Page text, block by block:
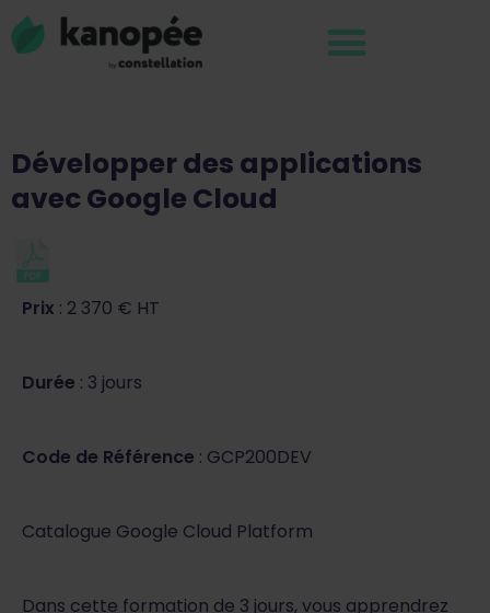
Développer des applications
avec Google Cloud
Prix : 2 370 € HT
Durée : 3 jours
Code de Référence : GCP200DEV
Catalogue Google Cloud Platform
Dans cette formation de 3 jours, vous apprendrez